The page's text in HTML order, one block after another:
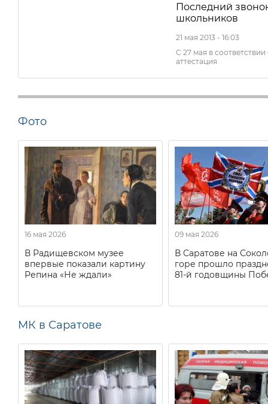
Последний
школьников
21 мая 2013 - 16:03
С 27 мая в
аттестация
Фото
16 мая 2026
В Радищевском музее
впервые показали картину
Репина «Не ждали»
09 мая 2026
В Саратове на
горе прошло
81-й годовщины
МК в Саратове